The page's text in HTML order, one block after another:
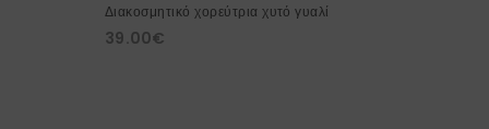
Διακοσμητικό χορεύτρια χυτό γυαλί
39.00€